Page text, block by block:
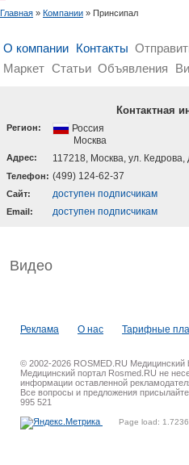
Главная » Компании » Принсипал
О компании Контакты
Маркет Статьи Объявления
Контактная
Регион:
Россия
Москва
Адрес: 117218, Москва, ул.
Телефон: (499) 124-62-37
Cайт: доступен подписчикам
Email: доступен подписчикам
Видео
Реклама О нас Тарифные
© 2002-2026 ROSMED.RU Медицинский
Медицинский портал Rosmed.RU не
информации оставленной
Все вопросы и предложения
995 521
Page load: